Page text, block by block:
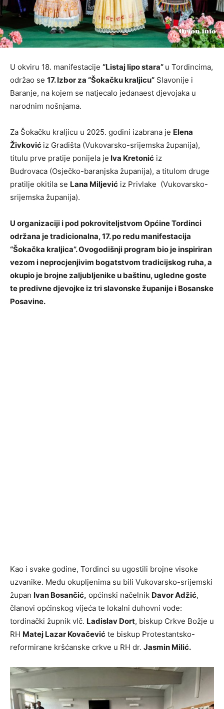
U okviru 18. manifestacije “Listaj lipo stara” u Tordincima,
održao se 17. Izbor za “Šokačku kraljicu” Slavonije i
Baranje, na kojem se natjecalo jedanaest djevojaka u
narodnim nošnjama.
Za Šokačku kraljicu u 2025. godini izabrana je Elena
Živković iz Gradišta (Vukovarsko-srijemska županija),
titulu prve pratije ponijela je Iva Kretonić iz
Budrovaca (Osječko-baranjska županija), a titulom druge
pratilje okitila se Lana Miljević iz Privlake (Vukovarsko-
srijemska županija).
U organizaciji i pod pokroviteljstvom Općine Tordinci
održana je tradicionalna, 17. po redu manifestacija
“Šokačka kraljica”. Ovogodišnji program bio je inspiriran
vezom i neprocjenjivim bogatstvom tradicijskog ruha, a
okupio je brojne zaljubljenike u baštinu, ugledne goste
te predivne djevojke iz tri slavonske županije i Bosanske
Posavine.
Kao i svake godine, Tordinci su ugostili brojne visoke
uzvanike. Među okupljenima su bili Vukovarsko-srijemski
župan Ivan Bosančić, općinski načelnik Davor Adžić,
članovi općinskog vijeća te lokalni duhovni vođe:
tordinački župnik vlč. Ladislav Dort, biskup Crkve Božje u
RH Matej Lazar Kovačević te biskup Protestantsko-
reformirane kršćanske crkve u RH dr. Jasmin Milić.